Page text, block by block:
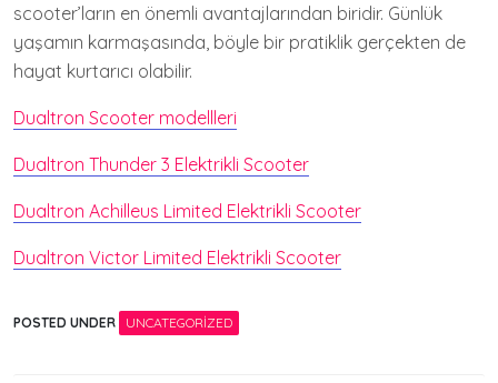
scooter’ların en önemli avantajlarından biridir. Günlük
yaşamın karmaşasında, böyle bir pratiklik gerçekten de
hayat kurtarıcı olabilir.
Dualtron Scooter modellleri
Dualtron Thunder 3 Elektrikli Scooter
Dualtron Achilleus Limited Elektrikli Scooter
Dualtron Victor Limited Elektrikli Scooter
POSTED UNDER UNCATEGORIZED